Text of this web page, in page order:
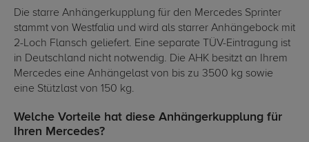
Die starre Anhängerkupplung für den Mercedes Sprinter
stammt von Westfalia und wird als starrer Anhängebock mit
2-Loch Flansch geliefert. Eine separate TÜV-Eintragung ist
in Deutschland nicht notwendig. Die AHK besitzt an Ihrem
Mercedes eine Anhängelast von bis zu 3500 kg sowie
eine Stützlast von 150 kg.
Welche Vorteile hat diese Anhängerkupplung für
Ihren Mercedes?